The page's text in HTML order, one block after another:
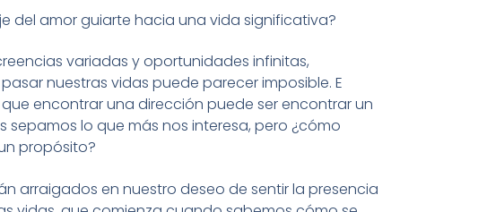
del amor guiarte hacia una vida significativa?
variadas y oportunidades infinitas,
nuestras vidas puede parecer imposible. E
encontrar una dirección puede ser encontrar un
sepamos lo que más nos interesa, pero ¿cómo
propósito?
arraigados en nuestro deseo de sentir la presencia